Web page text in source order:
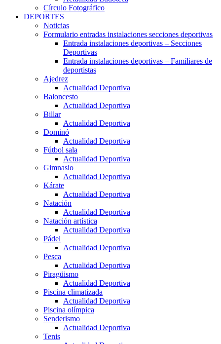
Círculo Fotográfico
DEPORTES
Noticias
Formulario entradas instalaciones secciones deportivas
Entrada instalaciones deportivas – Secciones
Deportivas
Entrada instalaciones deportivas – Familiares de
deportistas
Ajedrez
Actualidad Deportiva
Baloncesto
Actualidad Deportiva
Billar
Actualidad Deportiva
Dominó
Actualidad Deportiva
Fútbol sala
Actualidad Deportiva
Gimnasio
Actualidad Deportiva
Kárate
Actualidad Deportiva
Natación
Actualidad Deportiva
Natación artística
Actualidad Deportiva
Pádel
Actualidad Deportiva
Pesca
Actualidad Deportiva
Piragüismo
Actualidad Deportiva
Piscina climatizada
Actualidad Deportiva
Piscina olímpica
Senderismo
Actualidad Deportiva
Tenis